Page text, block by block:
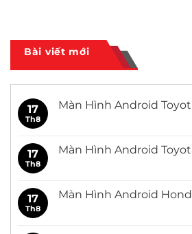
Bài viết mới
17
Th8
Màn Hình Android
luận
ở
Toyota
Innova
17
Th8
Màn Hình Android
luận
ở
17
Th8
Màn Hình Android